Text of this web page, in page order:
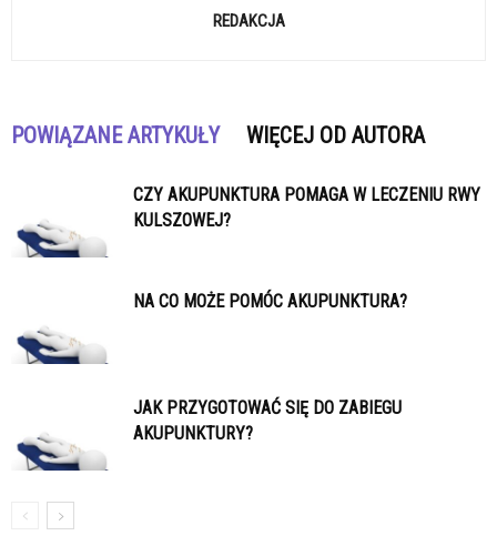
REDAKCJA
POWIĄZANE ARTYKUŁY WIĘCEJ OD AUTORA
CZY AKUPUNKTURA POMAGA W LECZENIU RWY
KULSZOWEJ?
NA CO MOŻE POMÓC AKUPUNKTURA?
JAK PRZYGOTOWAĆ SIĘ DO ZABIEGU
AKUPUNKTURY?